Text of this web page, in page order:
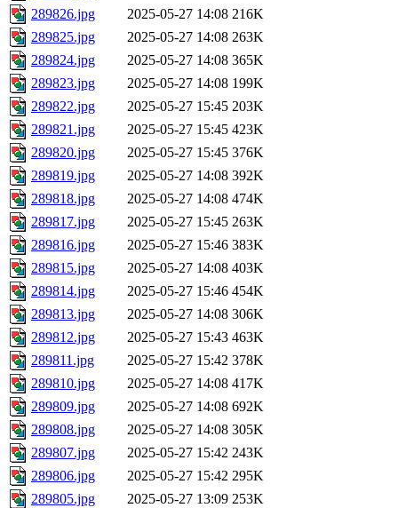
289826.jpg
2025-05-27 14:08 216K
289825.jpg
2025-05-27 14:08 263K
289824.jpg
2025-05-27 14:08 365K
289823.jpg
2025-05-27 14:08 199K
289822.jpg
2025-05-27 15:45 203K
289821.jpg
2025-05-27 15:45 423K
289820.jpg
2025-05-27 15:45 376K
289819.jpg
2025-05-27 14:08 392K
289818.jpg
2025-05-27 14:08 474K
289817.jpg
2025-05-27 15:45 263K
289816.jpg
2025-05-27 15:46 383K
289815.jpg
2025-05-27 14:08 403K
289814.jpg
2025-05-27 15:46 454K
289813.jpg
2025-05-27 14:08 306K
289812.jpg
2025-05-27 15:43 463K
289811.jpg
2025-05-27 15:42 378K
289810.jpg
2025-05-27 14:08 417K
289809.jpg
2025-05-27 14:08 692K
289808.jpg
2025-05-27 14:08 305K
289807.jpg
2025-05-27 15:42 243K
289806.jpg
2025-05-27 15:42 295K
289805.jpg
2025-05-27 13:09 253K